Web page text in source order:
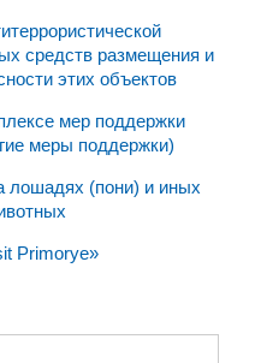
средств размещения и
этих объектов
мер поддержки
меры поддержки)
лошадях (пони) и иных
Primorye»